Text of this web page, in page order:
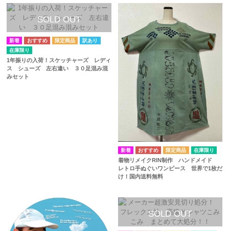
訳あり
在庫限り
1年振りの入荷！スケッチャーズ レディ
ス シューズ 左右違い ３０足混み混
みセット
在庫限り
着物リメイクRIN制作 ハンドメイド
レトロ手ぬぐいワンピース 世界で1枚だ
け！国内送料無料